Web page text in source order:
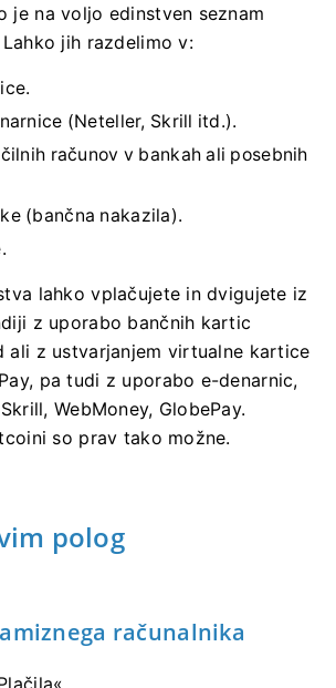
je na voljo edinstven seznam
jih razdelimo v:
(Neteller, Skrill itd.).
računov v bankah ali posebnih
(bančna nakazila).
lahko vplačujete in dvigujete iz
z uporabo bančnih kartic
ali z ustvarjanjem virtualne kartice
pa tudi z uporabo e-denarnic,
WebMoney, GlobePay.
so prav tako možne.
polog
računalnika